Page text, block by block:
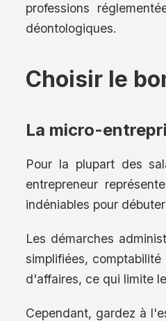
professions
déontologiques.
Choisir le
La micro-
Pour la plupart des
entrepreneur
indéniables pour
Les démarches
simplifiées,
d'affaires, ce qui limite
Cependant, gardez à